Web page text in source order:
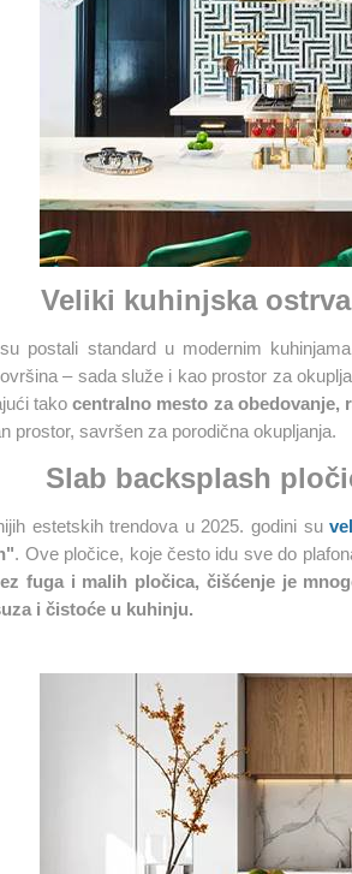
Veliki kuhinjska
postali standard u modernim
– sada služe i kao prostor za
takocentralno mesto za obedovanje,
prostor, savršen za porodična okupljanja​.
Slab backsplash
estetskih trendova u 2025. godini su
. Ove pločice, koje često idu sve do
fuga i malih pločica, čišćenje je
i čistoće u kuhinju​.